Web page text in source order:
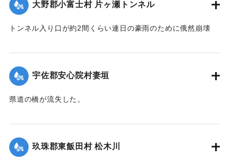
大野郡小富士村 片ヶ瀬トンネル
トンネル入り口が約2間くらい連日の豪雨のために俄然崩壊
動車の運転手、10数名が必死になって復旧に務めたので19日
は人馬の通行も安全となったが、目下泥濘約5寸くらいの深さ
で極めて通行困難である。
【出典：大分新聞 大正12年6月22日 朝刊4面】
宇佐郡安心院村妻垣
県道の橋が流失した。
｜固有コード:00275046
玖珠郡東飯田村 松木川